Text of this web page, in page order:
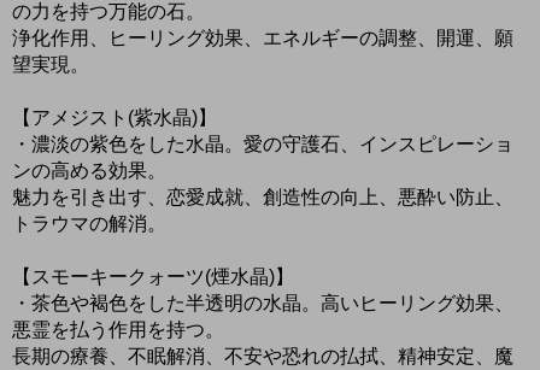
の力を持つ万能の石。
浄化作用、ヒーリング効果、エネルギーの調整、開運、願
望実現。
【アメジスト(紫水晶)】
・濃淡の紫色をした水晶。愛の守護石、インスピレーショ
ンの高める効果。
魅力を引き出す、恋愛成就、創造性の向上、悪酔い防止、
トラウマの解消。
【スモーキークォーツ(煙水晶)】
・茶色や褐色をした半透明の水晶。高いヒーリング効果、
悪霊を払う作用を持つ。
長期の療養、不眠解消、不安や恐れの払拭、精神安定、魔